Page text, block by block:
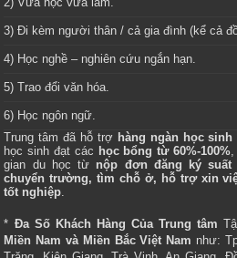
3) Đi kèm người thân / cả gia đình (kể cả
4) Học nghề – nghiên cứu ngắn hạn.
5) Trao đổi văn hóa.
6) Học ngôn ngữ.
Trung tâm đã hỗ trợ hàng ngàn học
học sinh đạt các học bổng từ 60%-100%,
gian du học từ nộp đơn đăng ký
chuyển trường, tìm chỗ ở, hỗ trợ xin
tốt nghiệp.
* Đa Số Khách Hàng Của Trung tâm
Miền Nam và Miền Bắc Việt Nam như: